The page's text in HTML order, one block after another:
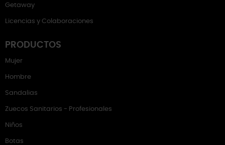
Getaway
Licencias y Colaboraciones
PRODUCTOS
Mujer
Hombre
Sandalias
Zuecos Sanitarios - Profesionales
Niños
Botas